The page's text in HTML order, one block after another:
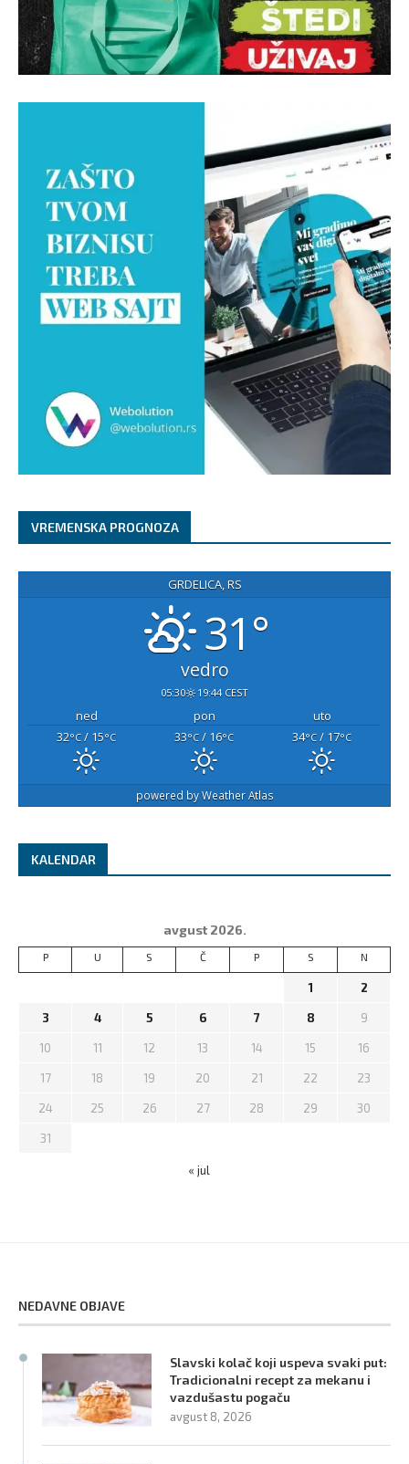
VREMENSKA PROGNOZA
GRDELICA, RS
31°
vedro
05:30 19:44 CEST
ned pon
uto
32°C / 15°C 33°C / 16°C 34°C / 17°C
powered byWeather Atlas
KALENDAR
avgust 2026.
P U S Č P S N
1 2
3 4 5 6 7 8 9
10 11 12 13 14 15 16
17 18 19 20 21 22 23
24 25 26 27 28 29 30
31
« jul
NEDAVNE OBJAVE
Slavski kolač koji uspeva svaki put:
Tradicionalni recept za mekanu i
vazdušastu pogaču
avgust 8, 2026